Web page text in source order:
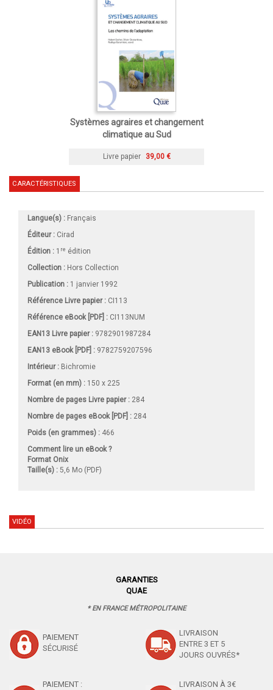
Systèmes agraires et changement
climatique au Sud
Livre papier 39,00 €
CARACTÉRISTIQUES
Langue(s) : Français
Éditeur : Cirad
Édition : 1 re édition
Collection : Hors Collection
Publication : 1 janvier 1992
Référence Livre papier : CI113
Référence eBook [PDF] : CI113NUM
EAN13 Livre papier : 9782901987284
EAN13 eBook [PDF] : 9782759207596
Intérieur : Bichromie
Format (en mm) : 150 x 225
Nombre de pages Livre papier: 284
Nombre de pages eBook [PDF] : 284
Poids (en grammes) : 466
Comment lire un eBook ?
Format Onix
Taille(s) : 5,6 Mo (PDF)
VIDÉO
GARANTIES
QUAE
* EN FRANCE MÉTROPOLITAINE
PAIEMENT
SÉCURISÉ
LIVRAISON
ENTRE 3 ET 5
JOURS OUVRÉS*
PAIEMENT : LIVRAISON À 3€